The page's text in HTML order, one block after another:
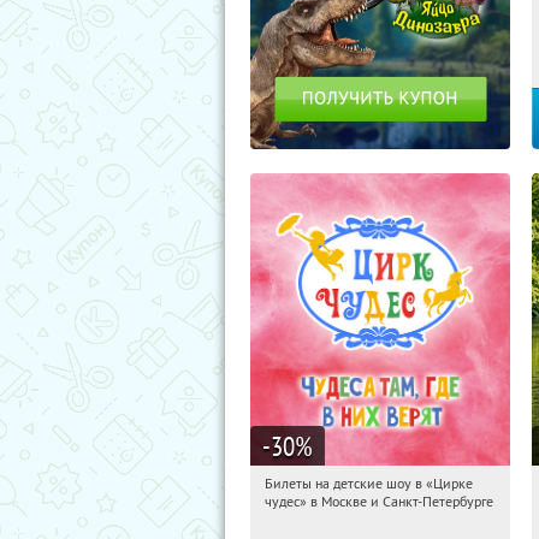
-30%
16:15:49 Получили:3284
Билеты на детские шоу в «Цирке
чудес» в Москве и Санкт-Петербурге